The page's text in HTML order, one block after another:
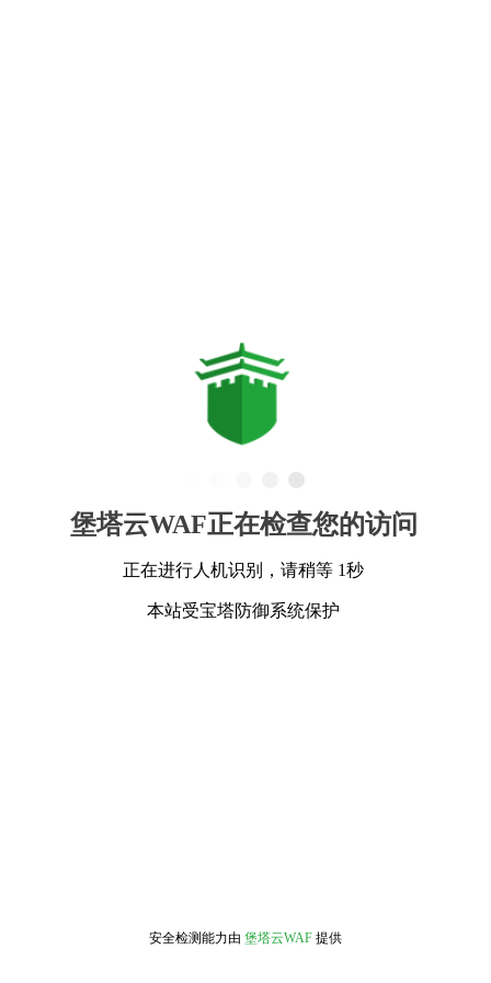
堡塔云WAF正在检查您的访问
正在进行人机识别，请稍等 1秒
本站受宝塔防御系统保护
安全检测能力由 堡塔云WAF 提供